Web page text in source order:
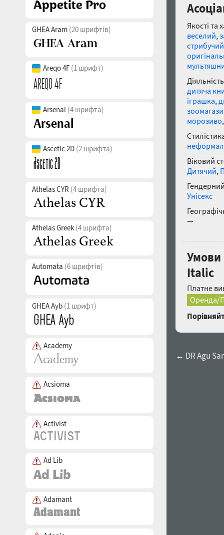
GHEA Aram (20 шрифтів)
Areqo 4F (1 шрифт)
Arsenal (4 шрифта)
Ascetic 2D (2 шрифта)
Athelas CYR (4 шрифта)
Athelas Greek (4 шрифта)
Automata (6 шрифтів)
GHEA Ayb (1 шрифт)
Academy
Acsioma
Activist
Ad Lib
Adamant
Якості та
веселий,
стрибучий
дитяча
іграшка,
морозиво
Віковий
Дитячий,
Унісекс
—
Умови
Italic
Платне
Оренда/
← DR Agu